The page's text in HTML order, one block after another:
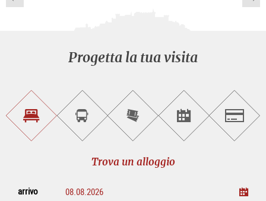
Progetta la tua visita
Trova
un
alloggio
Prenota
un
sightseeing
Compra
biglietti
Trova
gli
eventi
Trova un alloggio
arrivo